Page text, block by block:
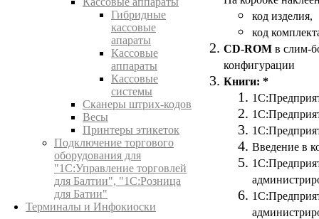
Гибридные
кассовые
апараты
Кассовые
аппараты
Кассовые
системы
Сканеры штрих-кодов
Весы
Принтеры этикеток
Подключение торгового
оборудования для
"1С:Управление торговлей
для Балтии", "1С:Розница
для Батии"
Терминалы и Инфокиоски
код изделия,
код
CD-ROM в слим-
конфигурации
Книги: *
Введение в